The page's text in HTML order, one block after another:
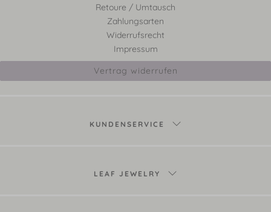
Retoure / Umtausch
Zahlungsarten
Widerrufsrecht
Impressum
Vertrag widerrufen
KUNDENSERVICE
LEAF JEWELRY